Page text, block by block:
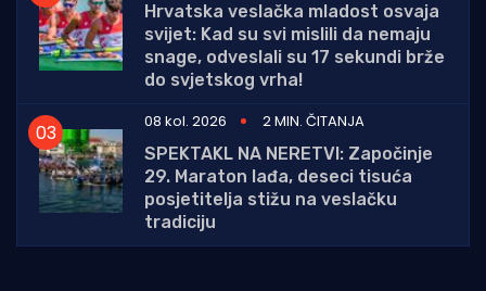
Hrvatska veslačka mladost osvaja
svijet: Kad su svi mislili da nemaju
snage, odveslali su 17 sekundi brže
do svjetskog vrha!
08 kol. 2026
2 MIN. ČITANJA
SPEKTAKL NA NERETVI: Započinje
29. Maraton lađa, deseci tisuća
posjetitelja stižu na veslačku
tradiciju